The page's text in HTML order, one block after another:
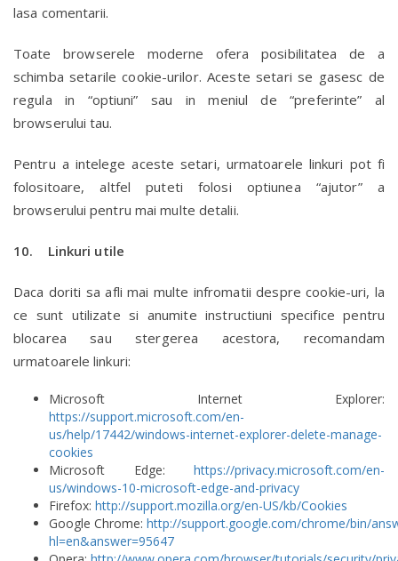
lasa comentarii.
Toate browserele moderne ofera posibilitatea de a
schimba setarile cookie-urilor. Aceste setari se gasesc de
regula in “optiuni” sau in meniul de “preferinte” al
browserului tau.
Pentru a intelege aceste setari, urmatoarele linkuri pot fi
folositoare, altfel puteti folosi optiunea “ajutor” a
browserului pentru mai multe detalii.
10. Linkuri utile
Daca doriti sa afli mai multe infromatii despre cookie-uri, la
ce sunt utilizate si anumite instructiuni specifice pentru
blocarea sau stergerea acestora, recomandam
urmatoarele linkuri:
Microsoft Internet Explorer:
https://support.microsoft.com/en-
us/help/17442/windows-internet-explorer-delete-manage-
cookies
Microsoft Edge: https://privacy.microsoft.com/en-
us/windows-10-microsoft-edge-and-privacy
Firefox: http://support.mozilla.org/en-US/kb/Cookies
Google Chrome: http://support.google.com/chrome/bin/
hl=en&answer=95647